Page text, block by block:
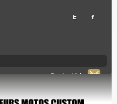
Panier Vide